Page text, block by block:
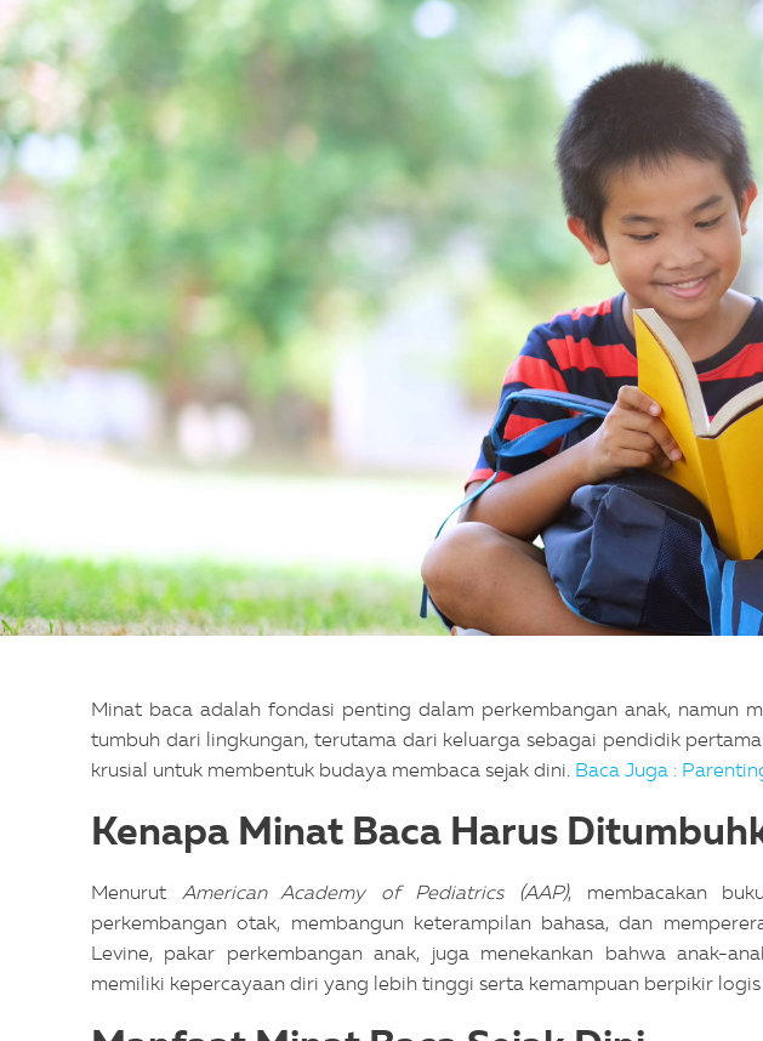
Minat baca adalah fondasi penting dalam perkembangan anak, namun
tumbuh dari lingkungan, terutama dari keluarga sebagai pendidik
krusial untuk membentuk budaya membaca sejak dini. Baca Juga :
Kenapa Minat Baca Harus
Menurut American Academy of Pediatrics (AAP), membacakan
perkembangan otak, membangun keterampilan bahasa, dan
Levine, pakar perkembangan anak, juga menekankan bahwa anak-
memiliki kepercayaan diri yang lebih tinggi serta kemampuan berpikir